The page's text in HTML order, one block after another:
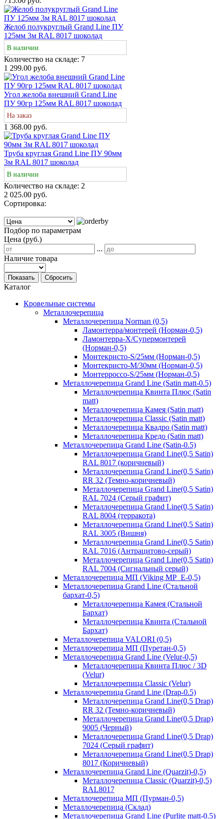
Желоб полукруглый Grand Line ПУ
125мм 3м RAL 8017 шоколад
В наличии
Количество на складе: 7
1 299.00 руб.
Угол желоба внешний Grand Line
ПУ 90гр 125мм RAL 8017 шоколад
На заказ
1 368.00 руб.
Труба круглая Grand Line ПУ 90мм
3м RAL 8017 шоколад
В наличии
Количество на складе: 2
2 025.00 руб.
Сортировка:
Подбор по параметрам
Цена (руб.)
...
Наличие товара
Показать Сбросить
Каталог
Кровельные системы
Металлочерепица
Металлочерепица Norman (0,5)
Ламонтерра/монтерей (Норман-0,5)
Ламонтерра-Х/Супермонтерей
(Норман-0,5)
Монтекристо-S/25мм (Норман-0,5)
Монтекристо-M/30мм (Норман-0,5)
Монтерроссо-S/25мм (Норман-0,5)
Металлочерепица Grand Line (Satin matt-0.5)
Металлочерепица Квинта Плюс (Satin
matt)
Металлочерепица Камея (Satin matt)
Металлочерепица Classic (Satin matt)
Металлочерепица Квадро (Satin matt)
Металлочерепица Кредо (Satin matt)
Металлочерепица Grand Line (Satin-0.5)
Металлочерепица Grand Line(0,5 Satin)
RAL 8017 (коричневый)
Металлочерепица Grand Line(0,5 Satin)
RR 32 (Темно-коричневый)
Металлочерепица Grand Line(0,5 Satin)
RAL 7024 (Серый графит)
Металлочерепица Grand Line(0,5 Satin)
RAL 8004 (терракота)
Металлочерепица Grand Line(0,5 Satin)
RAL 3005 (Вишня)
Металлочерепица Grand Line(0,5 Satin)
RAL 7016 (Антрацитово-серый)
Металлочерепица Grand Line(0,5 Satin)
RAL 7004 (Сигнальный серый)
Металлочерепица МП (Viking MP_E-0,5)
Металлочерепица Grand Line (Стальной
бархат-0,5)
Металлочерепица Камея (Стальной
Бархат)
Металлочерепица Квинта (Стальной
Бархат)
Металлочерепица VALORI (0,5)
Металлочерепица МП (Пуретан-0,5)
Металлочерепица Grand Line (Velur-0,5)
Металлочерепица Квинта Плюс / 3D
(Velur)
Металлочерепица Classic (Velur)
Металлочерепица Grand Line (Drap-0.5)
Металлочерепица Grand Line(0,5 Drap)
RR 32 (Темно-коричневый)
Металлочерепица Grand Line(0,5 Drap)
9005 (Черный)
Металлочерепица Grand Line(0,5 Drap)
7024 (Серый графит)
Металлочерепица Grand Line(0,5 Drap)
8017 (Коричневый)
Металлочерепица Grand Line (Quarzit)-0,5)
Металлочерепица Classic (Quarzit)-0,5)
RAL8017
Металлочерепица МП (Пурман-0,5)
Металлочерепица (Склад)
Металлочерепица Grand Line (Purlite matt-0.5)